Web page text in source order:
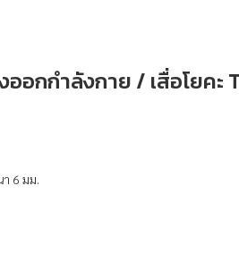
อกกำลังกาย / เสื่อโยคะ
6 มม.